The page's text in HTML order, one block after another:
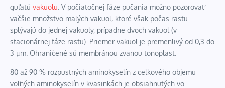
guľatú vakuolu . V počiatočnej fáze pučania možno pozorovať
väčšie množstvo malých vakuol, ktoré však počas rastu
splývajú do jednej vakuoly, prípadne dvoch vakuol (v
stacionárnej fáze rastu). Priemer vakuol je premenlivý od 0,3 do
3 μm. Ohraničené sú membránou zvanou tonoplast
80 až 90 % rozpustných aminokyselín z celkového objemu
voľných aminokyselín v kvasinkách je obsiahnutých vo